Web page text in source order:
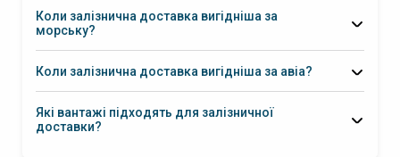
Коли залізнична доставка вигідніша за
морську?
Коли залізнична доставка вигідніша за авіа?
Які вантажі підходять для залізничної
доставки?